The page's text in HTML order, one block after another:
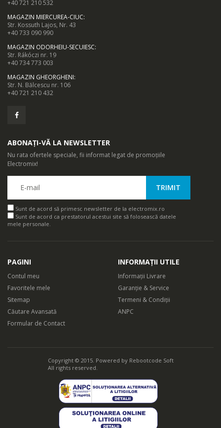
+40 721 210 532
MAGAZIN MIERCUREA-CIUC:
Str. Kossuth Lajos, Nr. 43
+40 733 090 990
MAGAZIN ODORHEIU-SECUIESC:
Str. Rákóczi nr. 19
+40 734 773 003
MAGAZIN GHEORGHENI:
Str. N. Bălcescu nr. 106
+40 721 210 432
ABONAȚI-VĂ LA NEWSLETTER
Nu rata ofertele speciale, fii informat legat de promoțiile
Electromix!
Sunt de acord să primesc newsletter de la electromix.ro
Sunt de acord ca prestatorul acestui site să folosească datele
mele personale.
PAGINI
Contul meu
Favoritele mele
Sitemap
Căutare Avansată
Formular de Contact
INFORMAȚII UTILE
Informații Livrare
Garanție & Service
Termeni & Condiții
ANPC
Copyright © 2015. Powered by Rebootcode Soft
All rights reserved.